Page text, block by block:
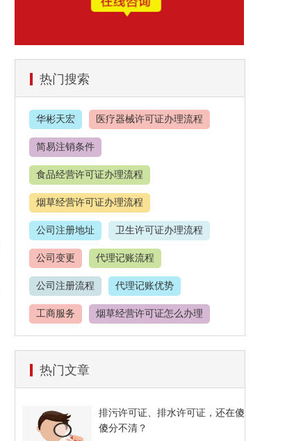
热门搜索
华彬天宏 医疗器械许可证办理流程
简易注销条件
食品经营许可证办理流程
烟草经营许可证办理流程
公司注册地址 卫生许可证办理流程
公司变更 代理记账流程
公司注册流程 代理记账优势
工商服务 烟草经营许可证怎么办理
食品经营许可证办理价格
资质代办流程
热门文章
排污许可证、排水许可证，还在傻
傻分不清？